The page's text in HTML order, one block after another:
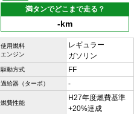
満タンでどこまで走る？
-km
使用燃料
エンジン
レギュラー
ガソリン
駆動方式 FF
過給器（ターボ） -
燃費性能
H27年度燃費基準
+20%達成